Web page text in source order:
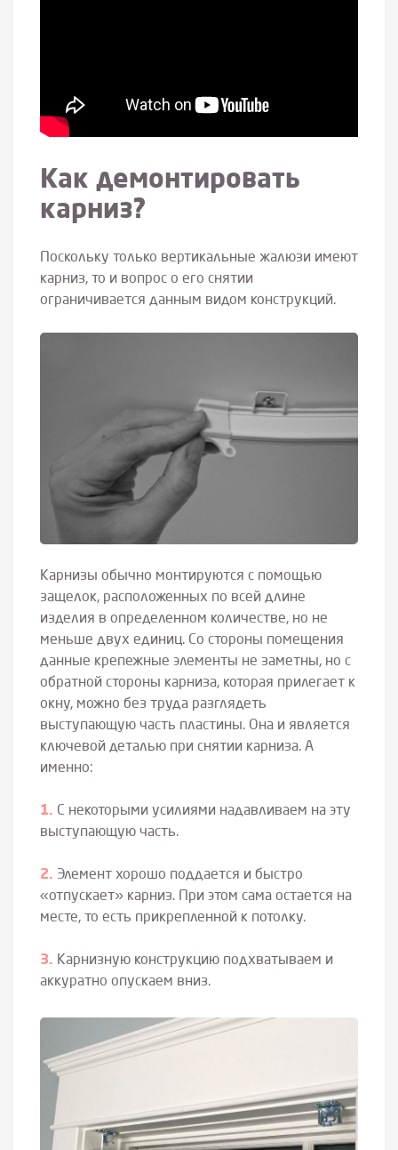
Как демонтировать
карниз?
Поскольку только вертикальные жалюзи имеют
карниз, то и вопрос о его снятии
ограничивается данным видом конструкций.
Карнизы обычно монтируются с помощью
защелок, расположенных по всей длине
изделия в определенном количестве, но не
меньше двух единиц. Со стороны помещения
данные крепежные элементы не заметны, но с
обратной стороны карниза, которая прилегает к
окну, можно без труда разглядеть
выступающую часть пластины. Она и является
ключевой деталью при снятии карниза. А
именно:
С некоторыми усилиями надавливаем на эту
выступающую часть.
Элемент хорошо поддается и быстро
«отпускает» карниз. При этом сама остается на
месте, то есть прикрепленной к потолку.
Карнизную конструкцию подхватываем и
аккуратно опускаем вниз.